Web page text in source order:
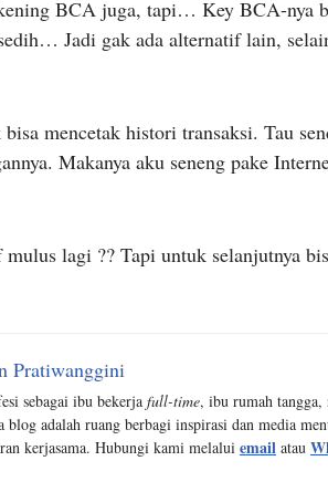
BCA juga, tapi… Key BCA-
Jadi gak ada alternatif lain,
mencetak histori transaksi. Tau
Makanya aku seneng pake
lagi ?? Tapi untuk selanjutnya
Pratiwanggini
sebagai ibu bekerja full-time, ibu rumah
blog adalah ruang berbagi inspirasi dan media
kerjasama. Hubungi kami melalui email atau